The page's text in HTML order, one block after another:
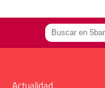
Actualidad